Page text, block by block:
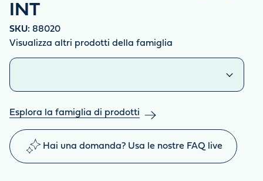
INT
SKU: 88020
Visualizza altri prodotti della famiglia
Prodotti simili
Esplora la famiglia di prodotti
Hai una domanda? Usa le nostre FAQ live